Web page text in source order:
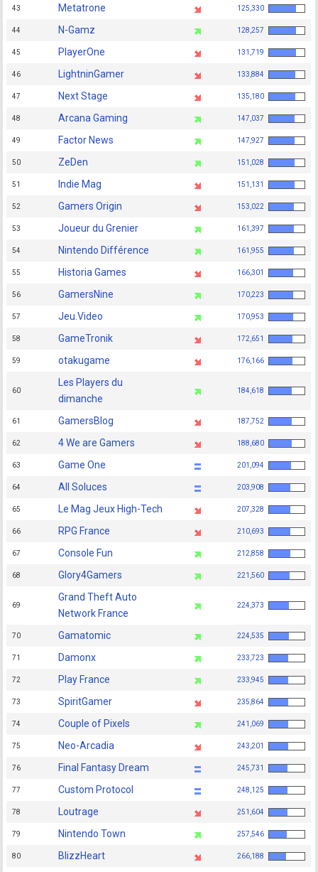
43 Metatrone 125,330
44 N-Gamz 128,257
45 PlayerOne 131,719
46 LightninGamer 133,884
47 Next Stage 135,180
48 Arcana Gaming 147,037
49 Factor News 147,927
50 ZeDen 151,028
51 Indie Mag 151,131
52 Gamers Origin 153,022
53 Joueur du Grenier 161,397
54 Nintendo Différence 161,955
55 Historia Games 166,301
56 GamersNine 170,223
57 Jeu.Video 170,953
58 GameTronik 172,651
59 otakugame 176,166
60
Les Players du
dimanche
184,618
61 GamersBlog 187,752
62 4 We are Gamers 188,680
63 Game One 201,094
64 All Soluces 203,908
65 Le Mag Jeux High-Tech 207,328
66 RPG France 210,693
67 Console Fun 212,858
68 Glory4Gamers 221,560
69
Grand Theft Auto
Network France
224,373
70 Gamatomic 224,535
71 Damonx 233,723
72 Play France 233,945
73 SpiritGamer 235,864
74 Couple of Pixels 241,069
75 Neo-Arcadia 243,201
76 Final Fantasy Dream 245,731
77 Custom Protocol 248,125
78 Loutrage 251,604
79 Nintendo Town 257,546
80 BlizzHeart 266,188